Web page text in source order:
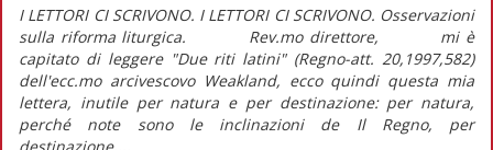
I LETTORI CI SCRIVONO. I LETTORI CI SCRIVONO. Osservazioni
sulla riforma liturgica. Rev.mo direttore, mi è
capitato di leggere "Due riti latini" (Regno-att. 20,1997,582)
dell'ecc.mo arcivescovo Weakland, ecco quindi questa mia
lettera, inutile per natura e per destinazione: per natura,
perché note sono le inclinazioni de Il Regno, per